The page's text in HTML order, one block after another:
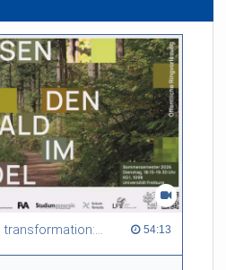
Between tradition and transformation: how owners, advisers and institutions co-create knowledge for resilient forests in Europe 54:13